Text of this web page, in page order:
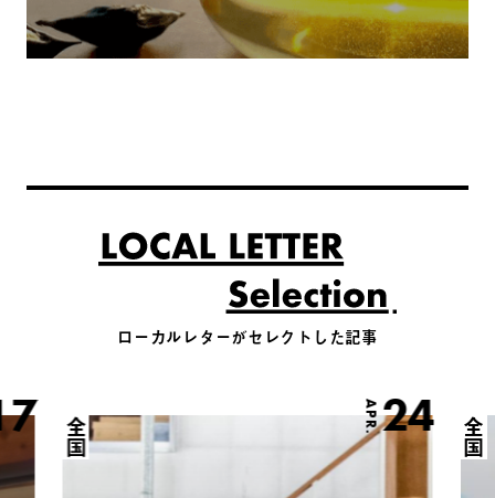
ローカルレターがセレクトした記事
APR.24
全国 全国